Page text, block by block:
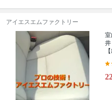
アイエスエムファクトリー
井